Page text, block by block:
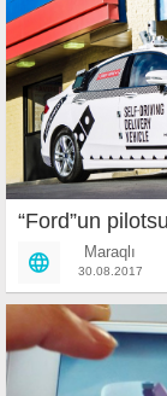
“Ford”un
Maraqlı
30.08.2017